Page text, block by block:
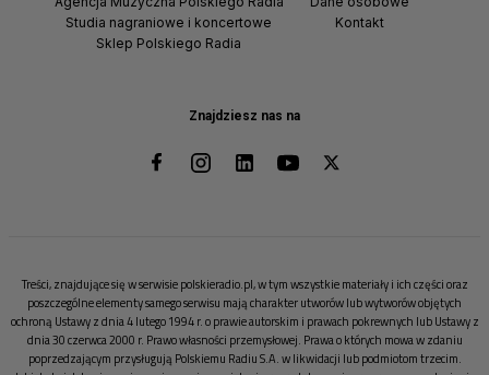
Znajdziesz nas na
Studia nagraniowe i koncertowe
Sklep Polskiego Radia
Kontakt
Treści, znajdujące się w serwisie polskieradio.pl, w tym wszystkie materiały i ich części oraz
poszczególne elementy samego serwisu mają charakter utworów lub wytworów objętych
ochroną Ustawy z dnia 4 lutego 1994 r. o prawie autorskim i prawach pokrewnych lub Ustawy z
dnia 30 czerwca 2000 r. Prawo własności przemysłowej. Prawa o których mowa w zdaniu
poprzedzającym przysługują Polskiemu Radiu S.A. w likwidacji lub podmiotom trzecim.